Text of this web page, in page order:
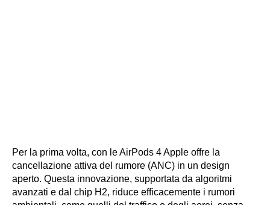
Per la prima volta, con le AirPods 4 Apple offre la
cancellazione attiva del rumore (ANC) in un design
aperto. Questa innovazione, supportata da algoritmi
avanzati e dal chip H2, riduce efficacemente i rumori